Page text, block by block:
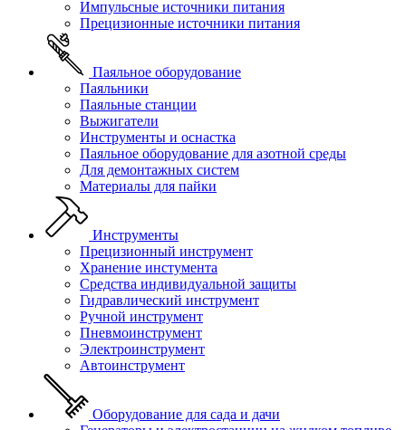
Импульсные источники питания
Прецизионные источники питания
Паяльное оборудование
Паяльники
Паяльные станции
Выжигатели
Инструменты и оснастка
Паяльное оборудование для азотной среды
Для демонтажных систем
Материалы для пайки
Инструменты
Прецизионный инструмент
Хранение инстумента
Средства индивидуальной защиты
Гидравлический инструмент
Ручной инструмент
Пневмоинструмент
Электроинструмент
Автоинструмент
Оборудование для сада и дачи